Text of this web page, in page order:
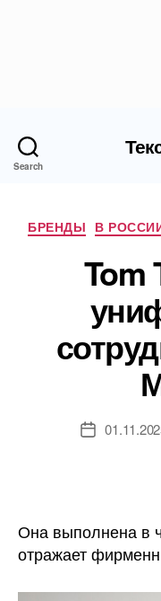
Search
БРЕНДЫ В
Tom
Дата
Она выполнена в
отражает